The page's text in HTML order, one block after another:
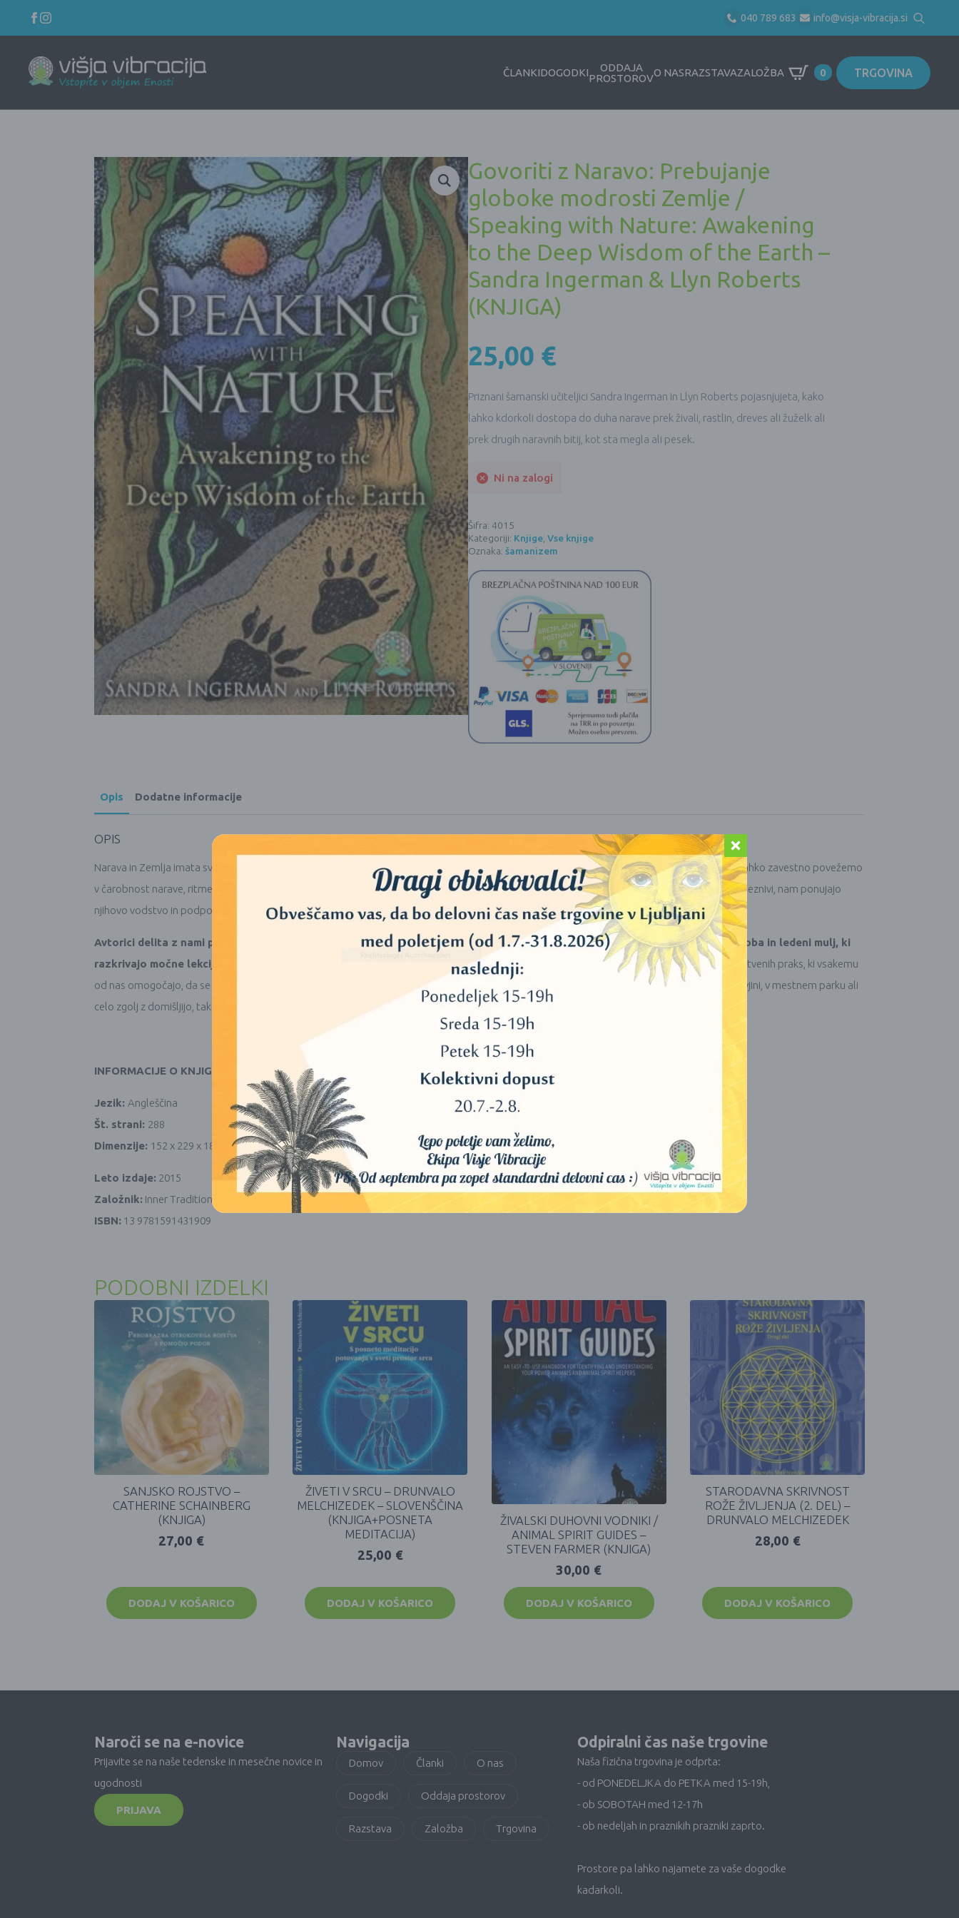
040 789 683 info@visja-vibracija.si
Search
for:
ČLANKIDOGODKI
ODDAJA
PROSTOROVO NASRAZSTAVAZALOŽBA 0 TRGOVINA
Govoriti z Naravo: Prebujanje
globoke modrosti Zemlje /
Speaking with Nature: Awakening
to the Deep Wisdom of the Earth –
Sandra Ingerman & Llyn Roberts
(KNJIGA)
25,00 €
Priznani šamanski učiteljici Sandra Ingerman in Llyn Roberts pojasnjujeta, kako
lahko kdorkoli dostopa do duha narave prek živali, rastlin, dreves ali žuželk ali
prek drugih naravnih bitij, kot sta megla ali pesek.
Ni na zalogi
Šifra: 4015
Kategoriji: Knjige, Vse knjige
Oznaka: šamanizem
Opis Dodatne informacije
OPIS
Narava in Zemlja imata svojo zavest. Govorita nam skozi naše sanje, intuicijo in globoka hrepenenja. Z odpiranjem svojih misli, src in čutov se lahko zavestno povežemo
v čarobnost narave, ritme narave in globoko žensko modrost Zemlje. Lahko se povežemo z duhovi narave, ki so do nas globoko sočutni in ljubeznivi, nam ponujajo
njihovo vodstvo in podporo, v vsakem koraku na potovanju skozi naše življenje.
Avtorici delita z nami preobrazbena modrostna učenja iz lastnih pogovorov z duhovi narave, kot so bela sova, kača, hrast, goba in ledeni mulj, ki
razkrivajo močne lekcije o ženskih lastnostih narave in o bralčevi vlogi pri zdravljenju Zemlje.
Ti pogovori zagotavljajo obilo izkustvenih praks, ki vsakemu
od nas omogočajo, da se povežemo z ustvarjalno močjo narave. Polni so bogatih podob in pristopov, ki jih lahko uporabljate na dvorišču, v divjini, v mestnem parku ali
celo zgolj z domišljijo, tako da lahko vsi komuniciramo z naravnimi bitji in jih poiščemo ne glede na to, kje živimo.
INFORMACIJE O KNJIGI
Jezik: Angleščina
Št. strani: 288
Dimenzije: 152 x 229 x 18mm
Leto izdaje: 2015
Založnik: Inner Traditions Bear and Company
ISBN: 13 9781591431909
PODOBNI IZDELKI
SANJSKO ROJSTVO –
CATHERINE SCHAINBERG
(KNJIGA)
27,00 €
DODAJ V KOŠARICO
ŽIVETI V SRCU – DRUNVALO
MELCHIZEDEK – SLOVENŠČINA
(KNJIGA+POSNETA
MEDITACIJA)
25,00 €
DODAJ V KOŠARICO
ŽIVALSKI DUHOVNI VODNIKI /
ANIMAL SPIRIT GUIDES –
STEVEN FARMER (KNJIGA)
30,00 €
DODAJ V KOŠARICO
STARODAVNA SKRIVNOST
ROŽE ŽIVLJENJA (2. DEL) –
DRUNVALO MELCHIZEDEK
28,00 €
DODAJ V KOŠARICO
Naroči se na e-novice
Prijavite se na naše tedenske in mesečne novice in
ugodnosti
PRIJAVA
Navigacija
Domov Članki O nas
Dogodki Oddaja prostorov
Razstava Založba Trgovina
Odpiralni čas naše trgovine
Naša fizična trgovina je odprta:
- od PONEDELJKA do PETKA med 15-19h,
- ob SOBOTAH med 12-17h
- ob nedeljah in praznikih prazniki zaprto.
Prostore pa lahko najamete za vaše dogodke
kadarkoli.